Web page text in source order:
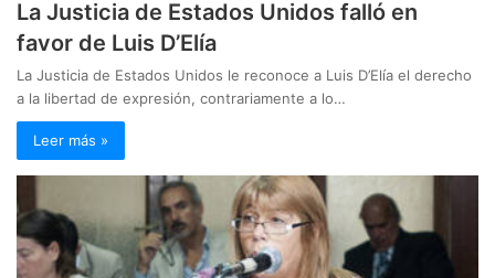
La Justicia de Estados Unidos falló en
favor de Luis D’Elía
La Justicia de Estados Unidos le reconoce a Luis D’Elía el derecho
a la libertad de expresión, contrariamente a lo…
Leer más »